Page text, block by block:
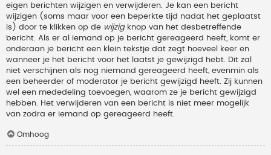
eigen berichten wijzigen en verwijderen. Je kan een bericht
wijzigen (soms maar voor een beperkte tijd nadat het geplaatst
is) door te klikken op de wijzigknop van het desbetreffende
bericht. Als er al iemand op je bericht gereageerd heeft, komt er
onderaan je bericht een klein tekstje dat zegt hoeveel keer en
wanneer je het bericht voor het laatst je gewijzigd hebt. Dit zal
niet verschijnen als nog niemand gereageerd heeft, evenmin als
een beheerder of moderator je bericht gewijzigd heeft. Zij kunnen
wel een mededeling toevoegen, waarom ze je bericht gewijzigd
hebben. Het verwijderen van een bericht is niet meer mogelijk
van zodra er iemand op gereageerd heeft.
Omhoog